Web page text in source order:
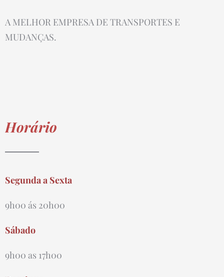
A MELHOR EMPRESA DE TRANSPORTES E
MUDANÇAS.
Horário
Segunda a Sexta
9h00 ás 20h00
Sábado
9h00 as 17h00